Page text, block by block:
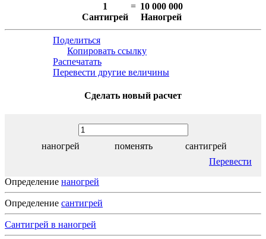
1
Сантигрей
= 10 000 000
Наногрей
Поделиться
Копировать ссылку
Распечатать
Перевести другие величины
Сделать новый расчет
наногрей поменять
сантигрей
Перевести
Определение наногрей
Определение сантигрей
Сантигрей в наногрей